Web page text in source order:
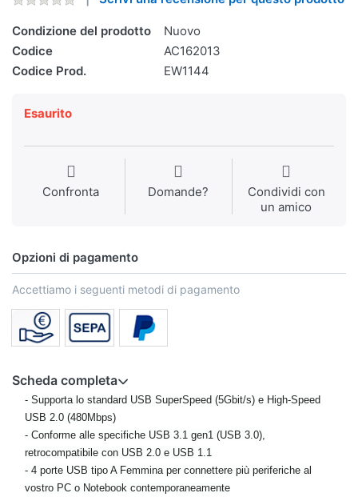
Condizione del prodotto
Nuovo
Codice
AC162013
Codice Prod.
EW1144
Esaurito
Confronta Domande?
Condividi con
un amico
Opzioni di pagamento
Accettiamo i seguenti metodi di pagamento
Scheda completa
- Supporta lo standard USB SuperSpeed (5Gbit/s) e High-Speed
USB 2.0 (480Mbps)
- Conforme alle specifiche USB 3.1 gen1 (USB 3.0),
retrocompatibile con USB 2.0 e USB 1.1
- 4 porte USB tipo A Femmina per connettere più periferiche al
vostro PC o Notebook contemporaneamente